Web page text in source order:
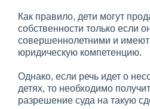
Как правило, дети могут
собственности только если
совершеннолетними и
юридическую компетенцию.
Однако, если речь идет о
детях, то необходимо
разрешение суда на такую